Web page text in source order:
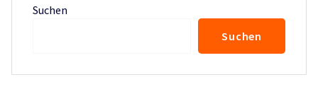
Suchen
Suchen